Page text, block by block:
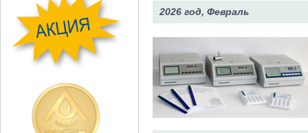
2026 год, Февраль